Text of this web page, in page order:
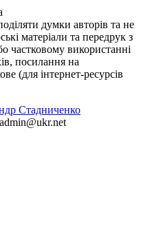
думки авторів та не
матеріали та передрук з
частковому використанні
посилання на
(для інтернет-ресурсів
Стадниченко